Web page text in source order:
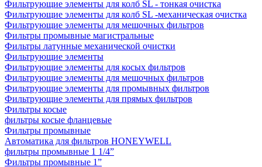
Фильтрующие элементы для колб SL - тонкая очистка
Фильтрующие элементы для колб SL -механическая очистка
Фильтрующие элементы для мешочных фильтров
Фильтры промывные магистральные
Фильтры латунные механической очистки
Фильтрующие элементы
Фильтрующие элементы для косых фильтров
Фильтрующие элементы для мешочных фильтров
Фильтрующие элементы для промывных фильтров
Фильтрующие элементы для прямых фильтров
Фильтры косые
фильтры косые фланцевые
Фильтры промывные
Автоматика для фильтров HONEYWELL
фильтры промывные 1 1/4”
Фильтры промывные 1”